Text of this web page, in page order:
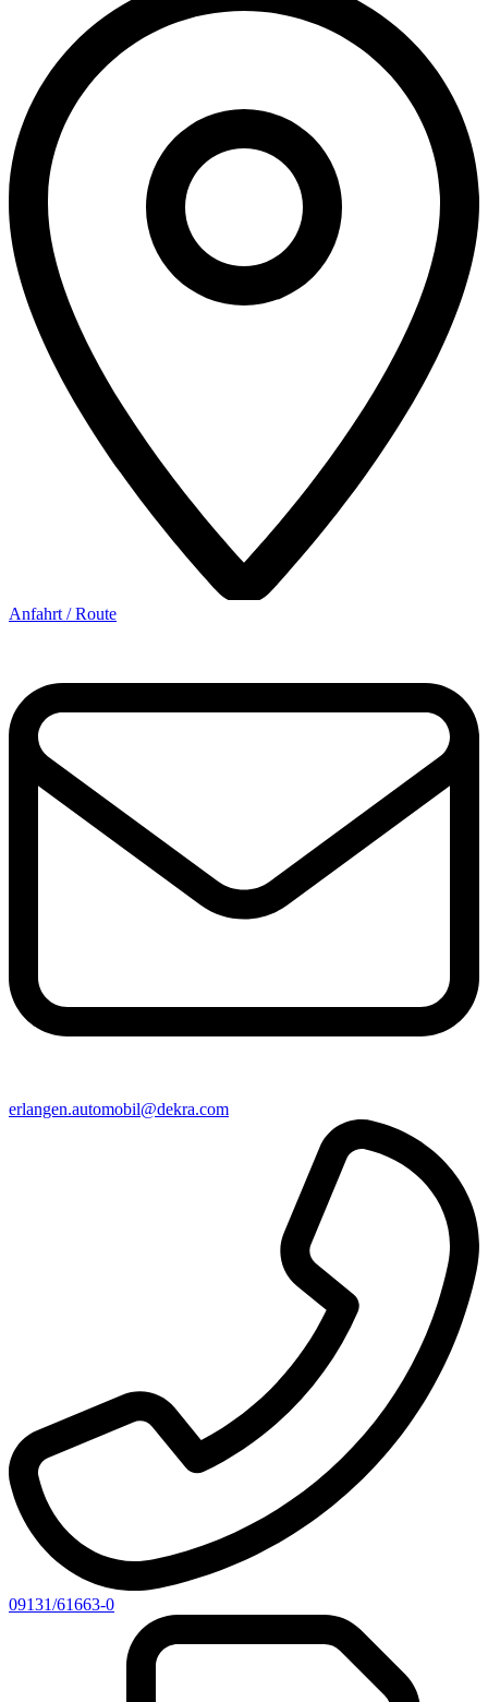
Anfahrt / Route
erlangen​.automobil@​dekra.com
09131/61663-0